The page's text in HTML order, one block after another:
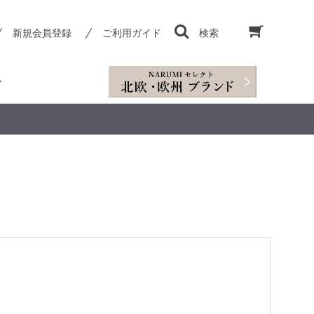
新規会員登録 ご利用ガイド 検索